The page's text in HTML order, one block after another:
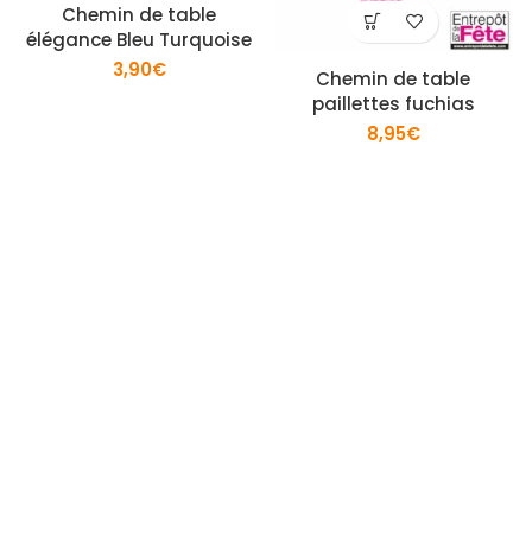
Chemin de table
élégance Bleu Turquoise
3,90€
Chemin de table
paillettes fuchias
8,95€